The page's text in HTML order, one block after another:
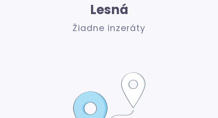
Lesná
Žiadne inzeráty